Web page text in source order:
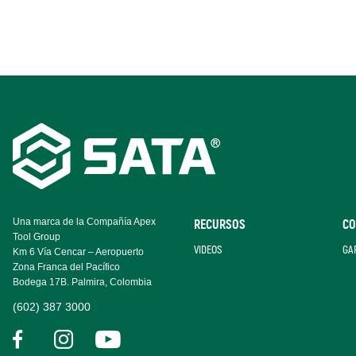
Footer
Navigation
Una marca de la Compañía Apex
Tool Group
Km 6 Vía Cencar – Aeropuerto
Zona Franca del Pacífico
Bodega 17B. Palmira, Colombia
(602) 387 3000
RECURSOS
VIDEOS